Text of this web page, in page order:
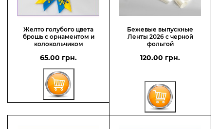
Желто голубого цвета
брошь с орнаментом и
колокольчиком
65.00 грн.
Бежевые выпускные
Ленты 2026 с черной
фольгой
120.00 грн.